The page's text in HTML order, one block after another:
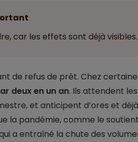
car les effets sont déjà visibles.
de refus de prêt. Chez
deux en un an. Ils attendent
et anticipent d’ores et
la pandémie, comme le soutient
a entraîné la chute des